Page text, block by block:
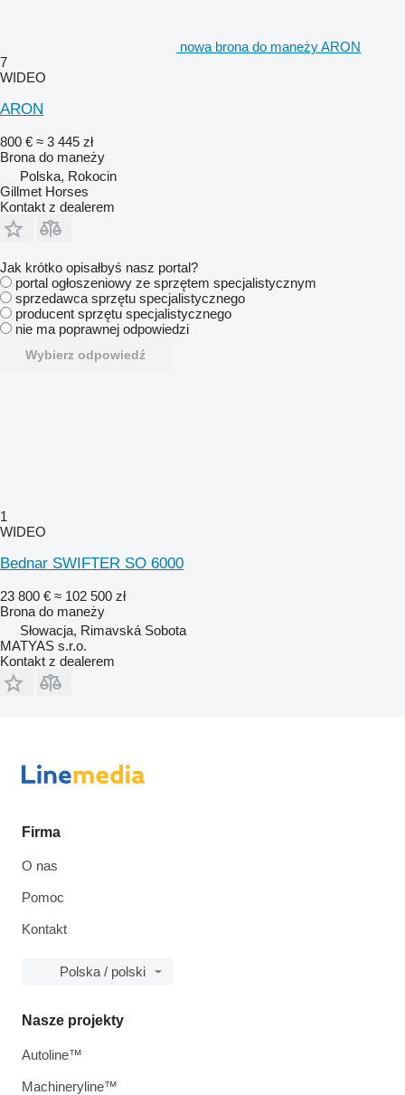
nowa brona do maneży ARON
7
WIDEO
ARON
800 € ≈ 3 445 zł
Brona do maneży
Polska, Rokocin
Gillmet Horses
Kontakt z dealerem
Jak krótko opisałbyś nasz portal?
portal ogłoszeniowy ze sprzętem specjalistycznym
sprzedawca sprzętu specjalistycznego
producent sprzętu specjalistycznego
nie ma poprawnej odpowiedzi
Wybierz odpowiedź
1
WIDEO
Bednar SWIFTER SO 6000
23 800 € ≈ 102 500 zł
Brona do maneży
Słowacja, Rimavská Sobota
MATYAS s.r.o.
Kontakt z dealerem
Firma
O nas
Pomoc
Kontakt
Polska / polski
Nasze projekty
Autoline™
Machineryline™